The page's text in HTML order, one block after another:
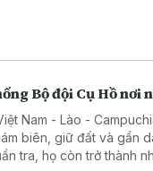
Bộ đội Cụ Hồ nơi
Nam - Lào -
biên, giữ đất và gần
tra, họ còn trở thành